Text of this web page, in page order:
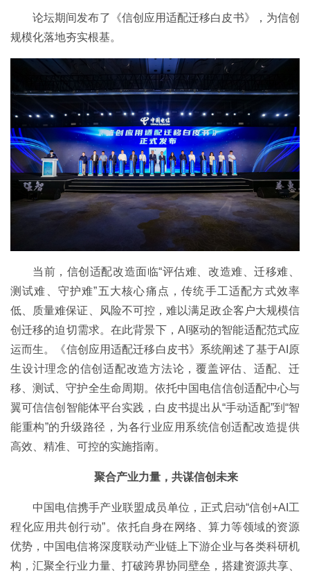
论坛期间发布了《信创应用适配迁移白皮书》，为信创
规模化落地夯实根基。
当前，信创适配改造面临“评估难、改造难、迁移难、
测试难、守护难”五大核心痛点，传统手工适配方式效率
低、质量难保证、风险不可控，难以满足政企客户大规模信
创迁移的迫切需求。在此背景下，AI驱动的智能适配范式应
运而生。《信创应用适配迁移白皮书》系统阐述了基于AI原
生设计理念的信创适配改造方法论，覆盖评估、适配、迁
移、测试、守护全生命周期。依托中国电信信创适配中心与
翼可信信创智能体平台实践，白皮书提出从“手动适配”到“智
能重构”的升级路径，为各行业应用系统信创适配改造提供
高效、精准、可控的实施指南。
聚合产业力量，共谋信创未来
中国电信携手产业联盟成员单位，正式启动“信创+AI工
程化应用共创行动”。依托自身在网络、算力等领域的资源
优势，中国电信将深度联动产业链上下游企业与各类科研机
构，汇聚全行业力量、打破跨界协同壁垒，搭建资源共享、